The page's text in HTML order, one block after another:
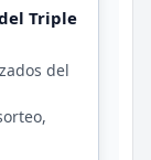
Triple
del